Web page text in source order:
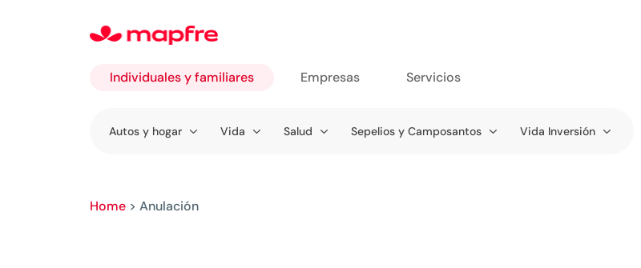
Individuales y familiares
Ir a
Autos y hogar Vida Salud Sepelios y Camposantos Vida Inversión
Empresas Servicios
Home > Anulación